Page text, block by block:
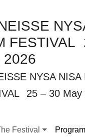
FESTIVAL
2026
NYSA NISA
25 – 30
Festival
for "The
Program